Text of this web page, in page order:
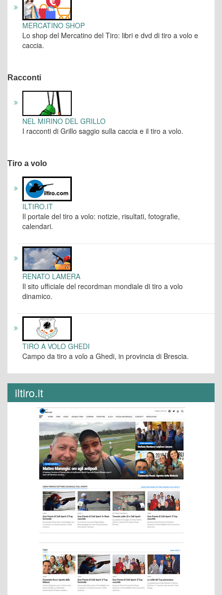
MERCATINO SHOP
Lo shop del Mercatino del Tiro: libri e dvd di tiro a volo e
caccia.
Racconti
NEL MIRINO DEL GRILLO
I racconti di Grillo saggio sulla caccia e il tiro a volo.
Tiro a volo
ILTIRO.IT
Il portale del tiro a volo: notizie, risultati, fotografie,
calendari.
RENATO LAMERA
Il sito ufficiale del recordman mondiale di tiro a volo
dinamico.
TIRO A VOLO GHEDI
Campo da tiro a volo a Ghedi, in provincia di Brescia.
iltiro.it